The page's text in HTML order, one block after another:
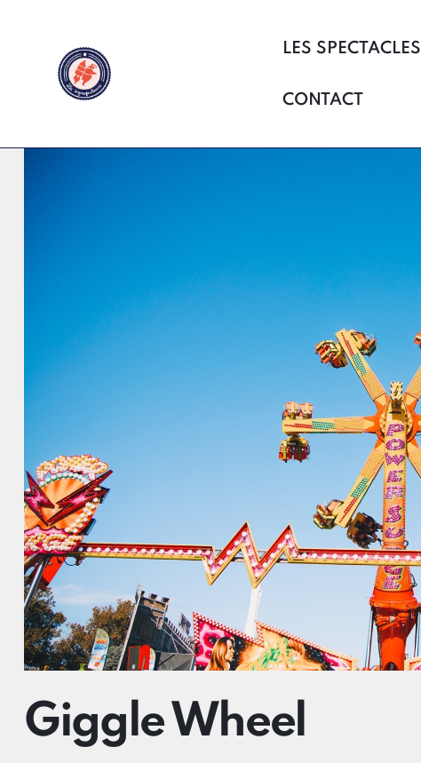
LES SPECTACLES
CONTACT
Giggle Wheel